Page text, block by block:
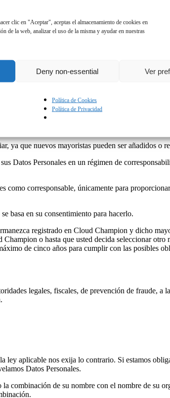
clic en "Aceptar", aceptas el almacenamiento de cookies en
de la web, analizar el uso de la misma y ayudar en nuestras
Deny non-essential Ver
Política de Cookies
Política de Privacidad
el mayorista de Microsoft de su preferencia de
esta Política de Privacidad son:
(NIF) A78098308 y dirección en C/ de
fiscal (NIF) A14113500 y dirección en C/
y dirección en C/ de Cantabria (ed Amura), 2 – 3
y dirección en Av. de la Vega, 15,
ya que nuevos mayoristas pueden ser añadidos o
Datos Personales en un régimen de
como corresponsable, únicamente para
basa en su consentimiento para hacerlo.
registrado en Cloud Champion y dicho
o hasta que usted decida seleccionar
de cinco años para cumplir con las posibles
legales, fiscales, de prevención de fraude,
aplicable nos exija lo contrario. Si estamos
Datos Personales.
combinación de su nombre con el nombre de su